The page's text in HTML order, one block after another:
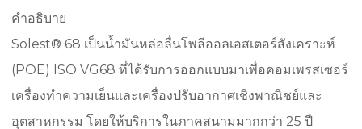
คำอธิบาย
Solest® 68 เป็นน้ำมันหล่อลื่นโพลีออลเอสเตอร์สังเคราะห์
(POE) ISO VG68 ที่ได้รับการออกแบบมาเพื่อคอมเพรสเซอร์
เครื่องทำความเย็นและเครื่องปรับอากาศเชิงพาณิชย์และ
อุตสาหกรรม โดยให้บริการในภาคสนามมากกว่า 25 ปี